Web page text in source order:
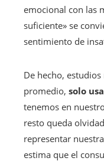
emocional con las
suficiente» se
sentimiento de
De hecho,
promedio, solo
tenemos en
resto queda
representar
estima que el